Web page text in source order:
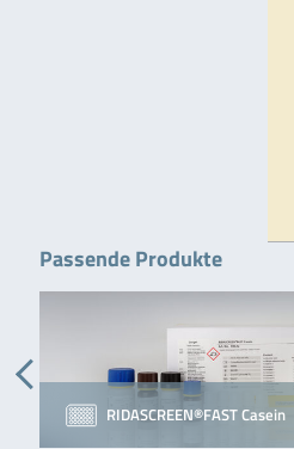
Passende Produkte
RIDASCREEN®FAST Casein